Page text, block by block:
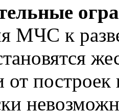
МЧС к
от